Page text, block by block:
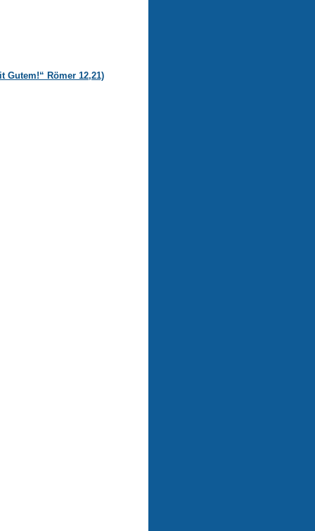
Gutem!“ Römer 12,21)